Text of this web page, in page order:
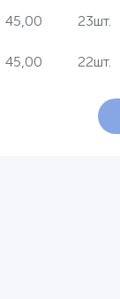
45,00 23шт.
45,00 22шт.